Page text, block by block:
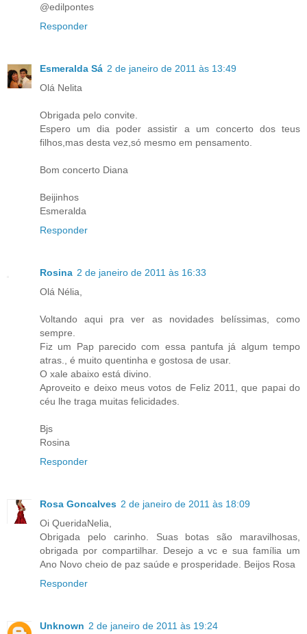
@edilpontes
Responder
Esmeralda Sá 2 de janeiro de 2011 às 13:49
Olá Nelita
Obrigada pelo convite.
Espero um dia poder assistir a um concerto dos teus
filhos,mas desta vez,só mesmo em pensamento.
Bom concerto Diana
Beijinhos
Esmeralda
Responder
Rosina 2 de janeiro de 2011 às 16:33
Olá Nélia,
Voltando aqui pra ver as novidades belíssimas, como
sempre.
Fiz um Pap parecido com essa pantufa já algum tempo
atras., é muito quentinha e gostosa de usar.
O xale abaixo está divino.
Aproveito e deixo meus votos de Feliz 2011, que papai do
céu lhe traga muitas felicidades.
Bjs
Rosina
Responder
Rosa Goncalves 2 de janeiro de 2011 às 18:09
Oi QueridaNelia,
Obrigada pelo carinho. Suas botas são maravilhosas,
obrigada por compartilhar. Desejo a vc e sua família um
Ano Novo cheio de paz saúde e prosperidade. Beijos Rosa
Responder
Unknown 2 de janeiro de 2011 às 19:24